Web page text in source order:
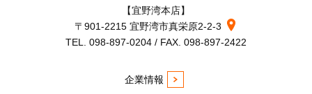
【宜野湾本店】
〒901-2215 宜野湾市真栄原2-2-3
TEL. 098-897-0204 / FAX. 098-897-2422
企業情報